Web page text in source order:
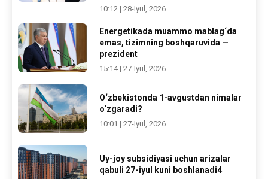
10:12 | 28-Iyul, 2026
Energetikada muammo mablag‘da
emas, tizimning boshqaruvida —
prezident
15:14 | 27-Iyul, 2026
O‘zbekistonda 1-avgustdan nimalar
o‘zgaradi?
10:01 | 27-Iyul, 2026
Uy-joy subsidiyasi uchun arizalar
qabuli 27-iyul kuni boshlanadi4